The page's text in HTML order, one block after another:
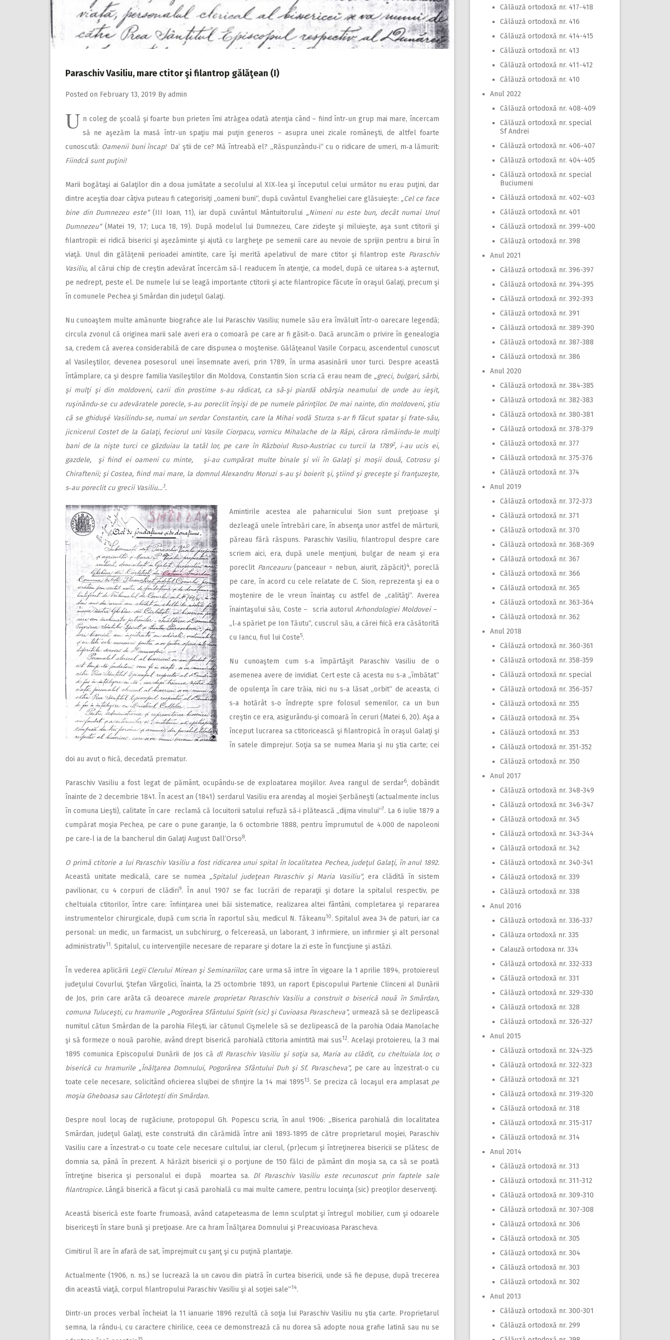
Paraschiv Vasiliu, mare ctitor şi filantrop gălăţean (I)
Posted on February 13, 2019 By admin
U n coleg de şcoală şi foarte bun prieten îmi atrăgea odată atenţia când – fiind într‑un grup mai mare, încercam
să ne aşezăm la masă într‑un spaţiu mai puţin generos – asupra unei zicale româneşti, de altfel foarte
cunoscută: Oamenii buni încap! Da’ ştii de ce? Mă întreabă el? „Răspunzându‑i“ cu o ridicare de umeri, m‑a lămurit:
Fiindcă sunt puţini!
Marii bogătaşi ai Galaţilor din a doua jumătate a secolului al XIX‑lea şi începutul celui următor nu erau puţini, dar
dintre aceştia doar câţiva puteau fi categorisiţi „oameni buni“, după cuvântul Evangheliei care glăsuieşte: „Cel ce face
bine din Dumnezeu este“(III Ioan, 11), iar după cuvântul Mântuitorului „Nimeni nu este bun, decât numai Unul
Dumnezeu“(Matei 19, 17; Luca 18, 19). După modelul lui Dumnezeu, Care zideşte şi miluieşte, aşa sunt ctitorii şi
filantropii: ei ridică biserici şi aşezăminte şi ajută cu largheţe pe semenii care au nevoie de sprijin pentru a birui în
viaţă. Unul din gălăţenii perioadei amintite, care îşi merită apelativul de mare ctitor şi filantrop este Paraschiv
Vasiliu, al cărui chip de creştin adevărat încercăm să‑l readucem în atenţie, ca model, după ce uitarea s‑a aşternut,
pe nedrept, peste el. De numele lui se leagă importante ctitorii şi acte filantropice făcute în oraşul Galaţi, precum şi
în comunele Pechea şi Smârdan din judeţul Galaţi.
Nu cunoaştem multe amănunte biografice ale lui Paraschiv Vasiliu; numele său era învăluit într‑o oarecare legendă;
circula zvonul că originea marii sale averi era o comoară pe care ar fi găsit‑o. Dacă aruncăm o privire în genealogia
sa, credem că averea considerabilă de care dispunea o moştenise. Gălăţeanul Vasile Corpacu, ascendentul cunoscut
al Vasileştilor, devenea posesorul unei însemnate averi, prin 1789, în urma asasinării unor turci. Despre această
întâmplare, ca şi despre familia Vasileştilor din Moldova, Constantin Sion scria că erau neam de „greci, bulgari, sârbi,
şi mulţi şi din moldoveni, carii din prostime s‑au rădicat, ca să‑şi piardă obârşia neamului de unde au ieşit,
ruşinându‑se cu adevăratele porecle, s‑au poreclit înşişi de pe numele părinţilor. De mai nainte, din moldoveni, ştiu
că se ghiduşé Vasilindu‑se, numai un serdar Constantin, care la Mihai vodă Sturza s‑ar fi făcut spatar şi frate‑său,
jicnicerul Coste1 de la Galaţi, feciorul uni Vasile Ciorpacu, vornicu Mihalache de la Râpi, cărora rămâindu‑le mulţi
bani de la nişte turci ce găzduiau la tatăl lor, pe care în Războiul Ruso‑Austriac cu turcii la 17892, i‑au ucis ei,
gazdele, şi fiind ei oameni cu minte, şi‑au cumpărat multe binale şi vii în Galaţi şi moşii două, Cotrosu şi
Chiraftenii; şi Costea, fiind mai mare, la domnul Alexandru Moruzi s‑au şi boierit şi, ştiind şi greceşte şi franţuzeşte,
s‑au poreclit cu grecii Vasiliu…3.
Amintirile acestea ale paharnicului Sion sunt preţioase şi
dezleagă unele întrebări care, în absenţa unor astfel de mărturii,
păreau fără răspuns. Paraschiv Vasiliu, filantropul despre care
scriem aici, era, după unele menţiuni, bulgar de neam şi era
poreclit Panceauru(panceaur = nebun, aiurit, zăpăcit)4, poreclă
pe care, în acord cu cele relatate de C. Sion, reprezenta şi ea o
moştenire de le vreun înaintaş cu astfel de „calităţi“. Averea
înaintaşului său, Coste – scria autorulArhondologiei Moldovei–
„l‑a spăriet pe Ion Tăutu“, cuscrul său, a cărei fiică era căsătorită
cu Iancu, fiul lui Coste5.
Nu cunoaştem cum s‑a împărtăşit Paraschiv Vasiliu de o
asemenea avere de invidiat. Cert este că acesta nu s‑a „îmbătat“
de opulenţa în care trăia, nici nu s‑a lăsat „orbit“ de aceasta, ci
s‑a hotărât s‑o îndrepte spre folosul semenilor, ca un bun
creştin ce era, asigurându‑şi comoară în ceruri (Matei 6, 20). Aşa a
început lucrarea sa ctitoricească şi filantropică în oraşul Galaţi şi
în satele dimprejur. Soţia sa se numea Maria şi nu ştia carte; cei
doi au avut o fiică, decedată prematur.
Paraschiv Vasiliu a fost legat de pământ, ocupându‑se de exploatarea moşiilor. Avea rangul de serdar6, dobândit
înainte de 2 decembrie 1841. În acest an (1841) serdarul Vasiliu era arendaş al moşiei Șerbăneşti (actualmente inclus
în comuna Lieşti), calitate în care reclamă că locuitorii satului refuză să‑i plătească „dijma vinului“7. La 6 iulie 1879 a
cumpărat moşia Pechea, pe care o pune garanţie, la 6 octombrie 1888, pentru împrumutul de 4.000 de napoleoni
pe care‑l ia de la bancherul din Galaţi August Dall’Orso8.
O primă ctitorie a lui Paraschiv Vasiliu a fost ridicarea unui spital în localitatea Pechea, judeţul Galaţi, în anul 1892.
Această unitate medicală, care se numea „Spitalul judeţean Paraschiv şi Maria Vasiliu“, era clădită în sistem
pavilionar, cu 4 corpuri de clădiri9. În anul 1907 se fac lucrări de reparaţii şi dotare la spitalul respectiv, pe
cheltuiala ctitorilor, între care: înfiinţarea unei băi sistematice, realizarea altei fântâni, completarea şi repararea
instrumentelor chirurgicale, după cum scria în raportul său, medicul N. Tăkeanu10. Spitalul avea 34 de paturi, iar ca
personal: un medic, un farmacist, un subchirurg, o felcereasă, un laborant, 3 infirmiere, un infirmier şi alt personal
administrativ11. Spitalul, cu intervenţiile necesare de reparare şi dotare la zi este în funcţiune şi astăzi.
În vederea aplicării Legii Clerului Mirean şi Seminariilor,care urma să intre în vigoare la 1 aprilie 1894, protoiereul
judeţului Covurlui, Ştefan Vârgolici, înainta, la 25 octombrie 1893, un raport Episcopului Partenie Clinceni al Dunării
de Jos, prin care arăta că deoarece marele proprietar Paraschiv Vasiliu a construit o biserică nouă în Smârdan,
comuna Tuluceşti, cu hramurile „Pogorârea Sfântului Spirit (sic) şi Cuvioasa Parascheva“, urmează să se dezlipească
numitul cătun Smârdan de la parohia Fileşti, iar cătunul Cişmelele să se dezlipească de la parohia Odaia Manolache
şi să formeze o nouă parohie, având drept biserică parohială ctitoria amintită mai sus12. Acelaşi protoiereu, la 3 mai
1895 comunica Episcopului Dunării de Jos că dl Paraschiv Vasiliu şi soţia sa, Maria au clădit, cu cheltuiala lor, o
biserică cu hramurile „Înălţarea Domnului, Pogorârea Sfântului Duh şi Sf. Parascheva“,pe care au înzestrat‑o cu
toate cele necesare, solicitând oficierea slujbei de sfinţire la 14 mai 189513. Se preciza că locaşul era amplasat pe
moşia Gheboasa sau Cârloteşti din Smârdan.
Despre noul locaş de rugăciune, protopopul Gh. Popescu scria, în anul 1906: „Biserica parohială din localitatea
Smârdan, judeţul Galaţi, este construită din cărămidă între anii 1893‑1895 de către proprietarul moşiei, Paraschiv
Vasiliu care a înzestrat‑o cu toate cele necesare cultului, iar clerul, (pr)ecum şi întreţinerea bisericii se plătesc de
domnia sa, până în prezent. A hărăzit bisericii şi o porţiune de 150 fălci de pământ din moşia sa, ca să se poată
întreţine biserica şi personalul ei după moartea sa. Dl Paraschiv Vasiliu este recunoscut prin faptele sale
filantropice. Lângă biserică a făcut şi casă parohială cu mai multe camere, pentru locuinţa (sic) preoţilor deservenţi.
Această biserică este foarte frumoasă, având catapeteasma de lemn sculptat şi întregul mobilier, cum şi odoarele
bisericeşti în stare bună şi preţioase. Are ca hram Înălţarea Domnului şi Preacuvioasa Parascheva.
Cimitirul îl are în afară de sat, împrejmuit cu şanţ şi cu puţină plantaţie.
Actualmente (1906, n. ns.) se lucrează la un cavou din piatră în curtea bisericii, unde să fie depuse, după trecerea
din această viaţă, corpul filantropului Paraschiv Vasiliu şi al soţiei sale“14.
Dintr‑un proces verbal încheiat la 11 ianuarie 1896 rezultă că soţia lui Paraschiv Vasiliu nu ştia carte. Proprietarul
semna, la rându‑i, cu caractere chirilice, ceea ce demonstrează că nu dorea să adopte noua grafie latină sau nu se
Călăuză ortodoxă nr. 417-418
Călăuză ortodoxă nr. 416
Călăuză ortodoxă nr. 414-415
Călăuză ortodoxă nr. 413
Călăuză ortodoxă nr. 411-412
Călăuză ortodoxă nr. 410
Anul 2022
Călăuză ortodoxă nr. 408-409
Călăuză ortodoxă nr. special
Sf Andrei
Călăuză ortodoxă nr. 406-407
Călăuză ortodoxă nr. 404-405
Călăuză ortodoxă nr. special
Buciumeni
Călăuză ortodoxă nr. 402-403
Călăuză ortodoxă nr. 401
Călăuză ortodoxă nr. 399-400
Călăuză ortodoxă nr. 398
Anul 2021
Călăuză ortodoxă nr. 396-397
Călăuză ortodoxă nr. 394-395
Călăuză ortodoxă nr. 392-393
Călăuză ortodoxă nr. 391
Călăuză ortodoxă nr. 389-390
Călăuză ortodoxă nr. 387-388
Călăuză ortodoxă nr. 386
Anul 2020
Călăuză ortodoxă nr. 384-385
Călăuză ortodoxă nr. 382-383
Călăuză ortodoxă nr. 380-381
Călăuză ortodoxă nr. 378-379
Călăuză ortodoxă nr. 377
Călăuză ortodoxă nr. 375-376
Călăuză ortodoxă nr. 374
Anul 2019
Călăuză ortodoxă nr. 372-373
Călăuză ortodoxă nr. 371
Călăuză ortodoxă nr. 370
Călăuză ortodoxă nr. 368-369
Călăuză ortodoxă nr. 367
Călăuză ortodoxă nr. 366
Călăuză ortodoxă nr. 365
Călăuză ortodoxă nr. 363-364
Călăuză ortodoxă nr. 362
Anul 2018
Călăuză ortodoxă nr. 360-361
Călăuză ortodoxă nr. 358-359
Călăuză ortodoxă nr. special
Călăuză ortodoxă nr. 356-357
Călăuză ortodoxă nr. 355
Călăuză ortodoxă nr. 354
Călăuză ortodoxă nr. 353
Călăuză ortodoxă nr. 351-352
Călăuză ortodoxă nr. 350
Anul 2017
Călăuză ortodoxă nr. 348-349
Călăuză ortodoxă nr. 346-347
Călăuză ortodoxă nr. 345
Călăuză ortodoxă nr. 343-344
Călăuză ortodoxă nr. 342
Călăuză ortodoxă nr. 340-341
Călăuză ortodoxă nr. 339
Călăuză ortodoxă nr. 338
Anul 2016
Călăuză ortodoxă nr. 336-337
Călăuza ortodoxă nr. 335
Calauză ortodoxa nr. 334
Călăuză ortodoxă nr. 332-333
Călăuză ortodoxă nr. 331
Călăuză ortodoxă nr. 329-330
Călăuză ortodoxă nr. 328
Călăuză ortodoxă nr. 326-327
Anul 2015
Călăuză ortodoxă nr. 324-325
Călăuză ortodoxă nr. 322-323
Călăuză ortodoxă nr. 321
Călăuză ortodoxă nr. 319-320
Călăuză ortodoxă nr. 318
Călăuză ortodoxă nr. 315-317
Călăuză ortodoxă nr. 314
Anul 2014
Călăuză ortodoxă nr. 313
Călăuză ortodoxă nr. 311-312
Călăuză ortodoxă nr. 309-310
Călăuză ortodoxă nr. 307-308
Călăuză ortodoxă nr. 306
Călăuză ortodoxă nr. 305
Călăuză ortodoxă nr. 304
Călăuză ortodoxă nr. 303
Călăuză ortodoxă nr. 302
Anul 2013
Călăuză ortodoxă nr. 300-301
Călăuză ortodoxă nr. 299